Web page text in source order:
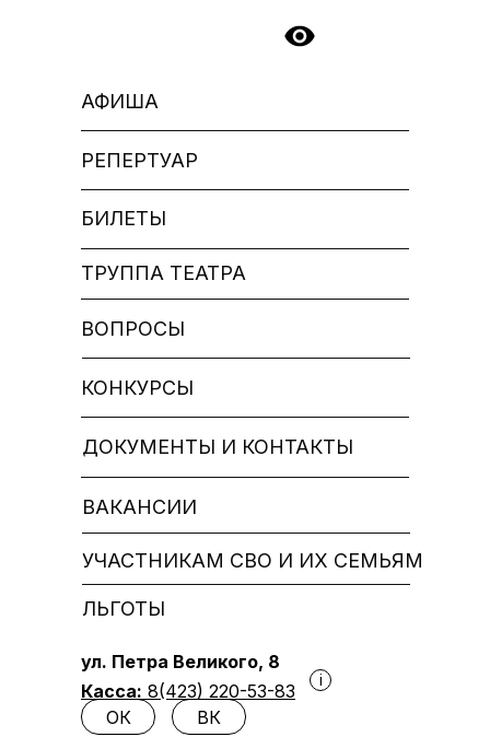
БИЛЕТЫ
РЕПЕРТУАР
АФИША
УЧАСТНИКАМ СВО И ИХ СЕМЬЯМ
ДОКУМЕНТЫ И КОНТАКТЫ
ул. Петра Великого, 8
Касса: 8(423) 220-53-83
ВАКАНСИИ
ВК
ОК
i
КОНКУРСЫ
ВОПРОСЫ
ТРУППА ТЕАТРА
ЛЬГОТЫ